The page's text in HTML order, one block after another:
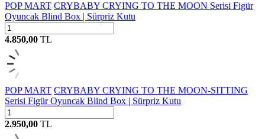
POP MART CRYBABY CRYING TO THE MOON Serisi Figür
Oyuncak Blind Box | Sürpriz Kutu
4.850,00 TL
POP MART CRYBABY CRYING TO THE MOON-SITTING
Serisi Figür Oyuncak Blind Box | Sürpriz Kutu
2.950,00 TL